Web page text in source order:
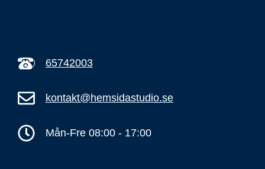
65742003
kontakt@hemsidastudio.se
Mån-Fre 08:00 - 17:00